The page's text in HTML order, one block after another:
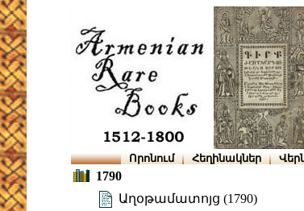
Որոնում Հեղինակներ
1790
Աղօթամատոյց (1790)